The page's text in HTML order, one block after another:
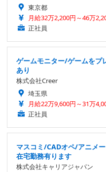
東京都
月給32万2,200円～46万
正社員
ゲームモニター/ゲームをプ
あり
株式会社Creer
埼玉県
月給22万9,600円～31万
正社員
マスコミ/CADオペ/アニメ
在宅勤務有ります
株式会社キャリアジャパン